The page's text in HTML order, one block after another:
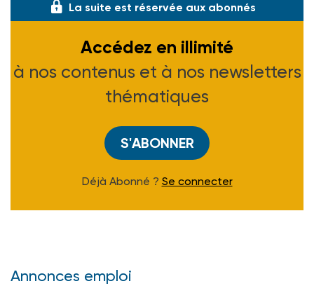
La suite est réservée aux abonnés
Accédez en illimité
à nos contenus et à nos newsletters
thématiques
S'ABONNER
Déjà Abonné ? Se connecter
Annonces emploi